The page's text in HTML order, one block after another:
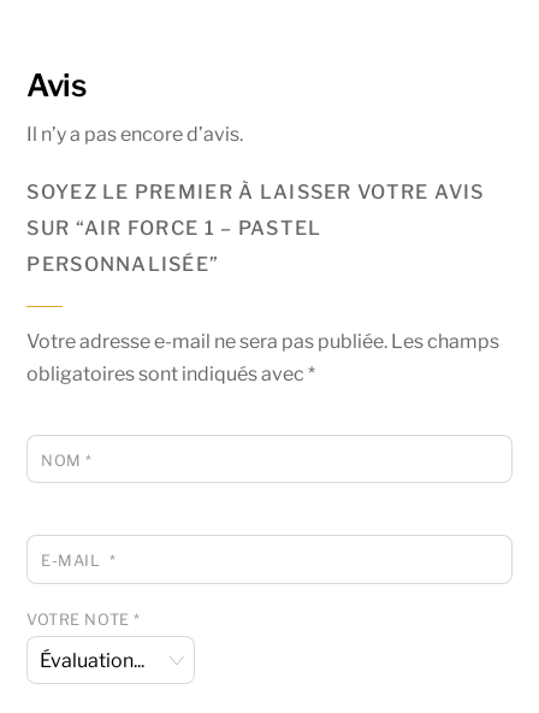
Avis
Il n’y a pas encore d’avis.
SOYEZ LE PREMIER À LAISSER VOTRE AVIS
SUR “AIR FORCE 1 – PASTEL
PERSONNALISÉE”
Votre adresse e-mail ne sera pas publiée. Les champs
obligatoires sont indiqués avec*
NOM*
E-MAIL *
VOTRE NOTE*